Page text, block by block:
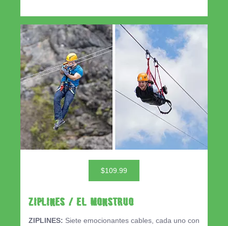
$109.99
ZIPLINES / EL MONSTRUO
ZIPLINES: Siete emocionantes cables, cada uno con